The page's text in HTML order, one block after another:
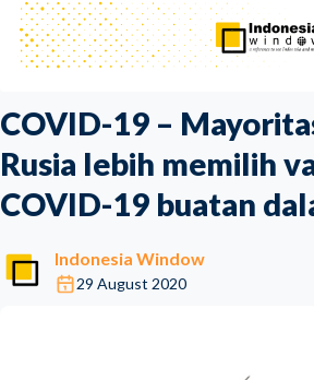
COVID-19 –
Rusia lebih memilih
COVID-19 buatan
Indonesia Window
29 August 2020